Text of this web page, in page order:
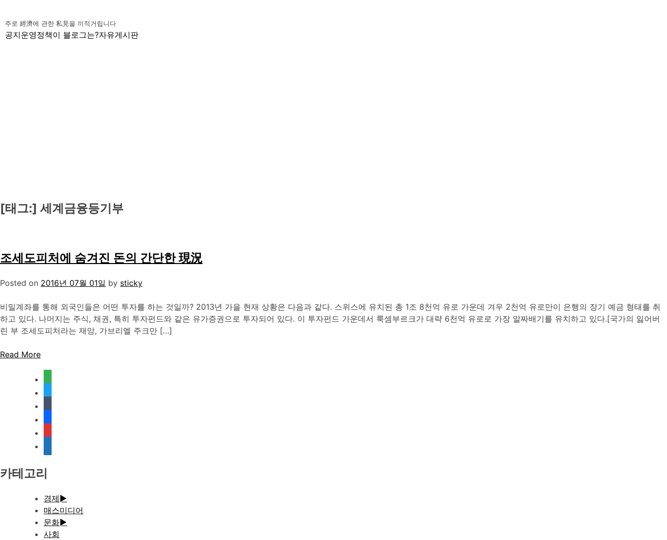
content
주로 經濟에 관한 私見을 끼적거립니다
공지운영정책이 블로그는?자유게시판
[태그:] 세계금융등기부
조세도피처에 숨겨진 돈의 간단한 現況
Posted on 2016년 07월 01일 by sticky
비밀계좌를 통해 외국인들은 어떤 투자를 하는 것일까? 2013년 가을 현재 상황은 다음과 같다. 스위스에 유치된 총 1조 8천억 유로 가운데 겨우 2천억 유로만이 은행의 장기 예금 형태를 취
하고 있다. 나머지는 주식, 채권, 특히 투자펀드와 같은 유가증권으로 투자되어 있다. 이 투자펀드 가운데서 룩셈부르크가 대략 6천억 유로로 가장 알짜배기를 유치하고 있다.[국가의 잃어버
린 부 조세도피처라는 재앙, 가브리엘 주크만 […]
Read More
document
카테고리
경제►
매스미디어
문화►
사회